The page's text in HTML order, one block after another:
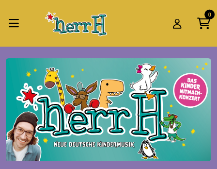
0
Tickets